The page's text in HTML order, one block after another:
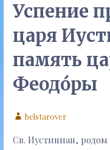
Успение
царя
память
Феодо́ры
belstarover
Св. Иустиниан,